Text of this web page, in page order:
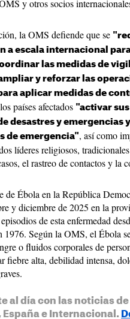
y otros socios
la OMS defiende que se
a escala internacional
las medidas de
y reforzar las
aplicar medidas de
países afectados "activar
desastres y emergencias
de emergencia", así como
líderes religiosos,
el rastreo de contactos y la
de Ébola en la República
y diciembre de 2025 en la
de esta enfermedad
1976. Según la OMS, el Ébola
o fluidos corporales de
fiebre alta, debilidad intensa,
al día con las noticias
España e Internacional.